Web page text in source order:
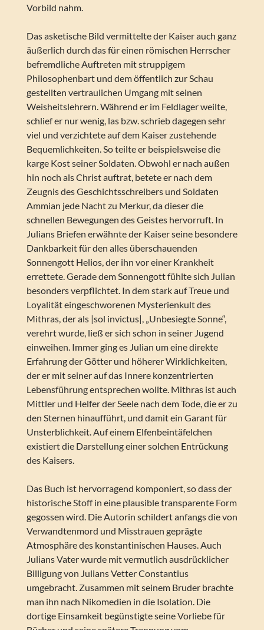
Vorbild nahm.
Das asketische Bild vermittelte der Kaiser auch ganz
äußerlich durch das für einen römischen Herrscher
befremdliche Auftreten mit struppigem
Philosophenbart und dem öffentlich zur Schau
gestellten vertraulichen Umgang mit seinen
Weisheitslehrern. Während er im Feldlager weilte,
schlief er nur wenig, las bzw. schrieb dagegen sehr
viel und verzichtete auf dem Kaiser zustehende
Bequemlichkeiten. So teilte er beispielsweise die
karge Kost seiner Soldaten. Obwohl er nach außen
hin noch als Christ auftrat, betete er nach dem
Zeugnis des Geschichtsschreibers und Soldaten
Ammian jede Nacht zu Merkur, da dieser die
schnellen Bewegungen des Geistes hervorruft. In
Julians Briefen erwähnte der Kaiser seine besondere
Dankbarkeit für den alles überschauenden
Sonnengott Helios, der ihn vor einer Krankheit
errettete. Gerade dem Sonnengott fühlte sich Julian
besonders verpflichtet. In dem stark auf Treue und
Loyalität eingeschworenen Mysterienkult des
Mithras, der als |sol invictus|, „Unbesiegte Sonne“,
verehrt wurde, ließ er sich schon in seiner Jugend
einweihen. Immer ging es Julian um eine direkte
Erfahrung der Götter und höherer Wirklichkeiten,
der er mit seiner auf das Innere konzentrierten
Lebensführung entsprechen wollte. Mithras ist auch
Mittler und Helfer der Seele nach dem Tode, die er zu
den Sternen hinaufführt, und damit ein Garant für
Unsterblichkeit. Auf einem Elfenbeintäfelchen
existiert die Darstellung einer solchen Entrückung
des Kaisers.
Das Buch ist hervorragend komponiert, so dass der
historische Stoff in eine plausible transparente Form
gegossen wird. Die Autorin schildert anfangs die von
Verwandtenmord und Misstrauen geprägte
Atmosphäre des konstantinischen Hauses. Auch
Julians Vater wurde mit vermutlich ausdrücklicher
Billigung von Julians Vetter Constantius
umgebracht. Zusammen mit seinem Bruder brachte
man ihn nach Nikomedien in die Isolation. Die
dortige Einsamkeit begünstigte seine Vorliebe für